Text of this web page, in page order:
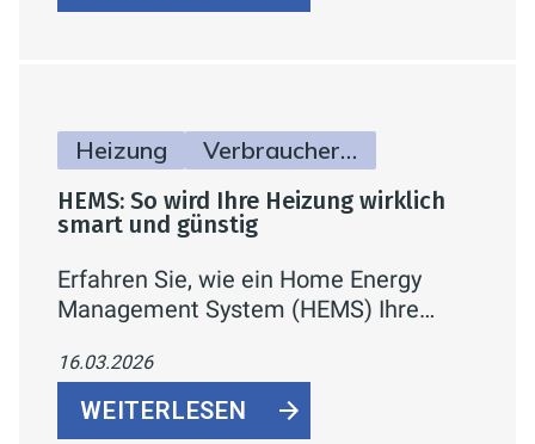
Heizung Verbraucherinfos
HEMS: So wird Ihre Heizung wirklich
smart und günstig
Erfahren Sie, wie ein Home Energy
Management System (HEMS) Ihre
Verbrauch und Heizkosten gezielt
optimiert – automatisiert, vernetzt und
auf aktuelle Energiestandards
16.03.2026
WEITERLESEN